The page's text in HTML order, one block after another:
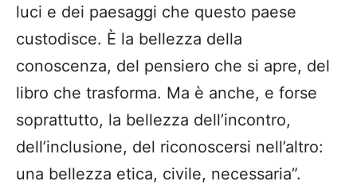
luci e dei paesaggi che questo paese
custodisce. È la bellezza della
conoscenza, del pensiero che si apre, del
libro che trasforma. Ma è anche, e forse
soprattutto, la bellezza dell’incontro,
dell’inclusione, del riconoscersi nell’altro:
una bellezza etica, civile, necessaria”.